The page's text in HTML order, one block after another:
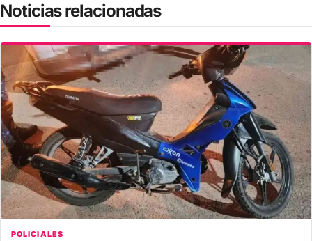
Noticias relacionadas
POLICIALES